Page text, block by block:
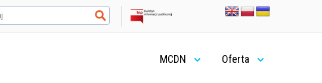
MCDN Oferta